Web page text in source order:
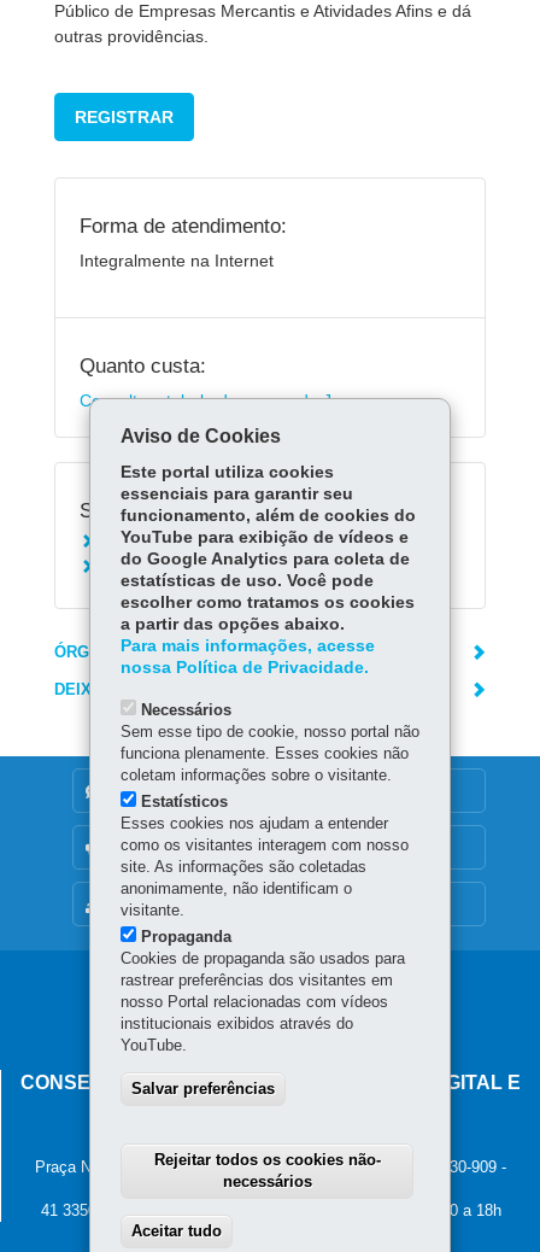
Público de Empresas Mercantis e Atividades Afins e dá
outras providências.
REGISTRAR
Forma de atendimento:
Integralmente na Internet
Quanto custa:
Consulte a tabela de preços da Jucepar
Serviços Relacionados:
Baixar Empresa LTDA
Alterar Empresa LTDA
ÓRGÃO RESPONSÁVEL
DEIXE SUA OPINIÃO
MAPA DO SITE
DENUNCIE CORRUPÇÃO
OUVIDORIA
Navegação
principal
CONSELHO ESTADUAL DE GOVERNANÇA DIGITAL E
Palácio Iguaçu
Praça Nossa Senhora de Salette, s/n - Centro Cívico
80.530-909 -
Curitiba-PR MAPA
41 3350-2400 - Horário de atendimento: 8h30 a 12h e 13h30 a 18h
Aviso de Cookies
Este portal utiliza cookies
essenciais para garantir seu
funcionamento, além de cookies do
YouTube para exibição de vídeos e
do Google Analytics para coleta de
estatísticas de uso. Você pode
escolher como tratamos os cookies
a partir das opções abaixo.
Para mais informações, acesse
nossa Política de Privacidade.
Necessários
Sem esse tipo de cookie, nosso portal não
funciona plenamente. Esses cookies não
coletam informações sobre o visitante.
Estatísticos
Esses cookies nos ajudam a entender
como os visitantes interagem com nosso
site. As informações são coletadas
anonimamente, não identificam o
visitante.
Propaganda
Cookies de propaganda são usados para
rastrear preferências dos visitantes em
nosso Portal relacionadas com vídeos
institucionais exibidos através do
YouTube.
Salvar preferências
Rejeitar todos os cookies não-
necessários
Aceitar tudo